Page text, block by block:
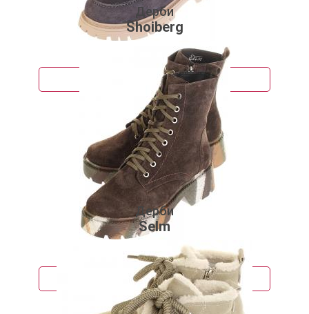
Дерби
Shoiberg
5 600 руб.
Подробнее
Дерби
Selm
8 170 руб.
Подробнее